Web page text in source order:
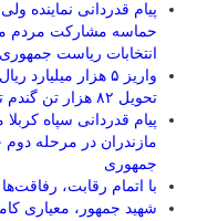
پیام قدردانی نماینده
حماسه مشارکت مردم
انتخابات ریاست جمهوری
واریز ۵ هزار
تحویل ۸۲ هزار تن گندم تا کنون از کشاورزان استان
پیام قدردانی سپاه
مازندران در مرحله دوم
جمهوری
با اتمام رقابت،
شهید جمهور، معیاری